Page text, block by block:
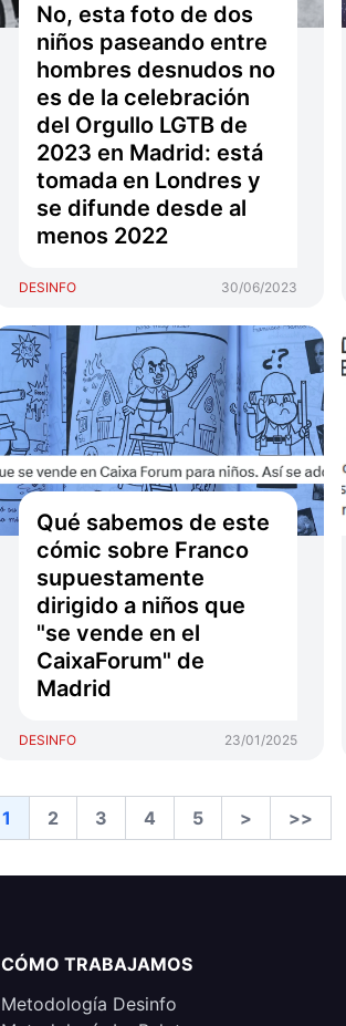
No, esta foto de dos
niños paseando entre
hombres desnudos no
es de la celebración
del Orgullo LGTB de
2023 en Madrid: está
tomada en Londres y
se difunde desde al
menos 2022
DESINFO 30/06/2023
Qué sabemos de este
cómic sobre Franco
supuestamente
dirigido a niños que
"se vende en el
CaixaForum" de
Madrid
DESINFO 23/01/2025
1 2 3 4 5 > >>
CÓMO TRABAJAMOS
Metodología Desinfo